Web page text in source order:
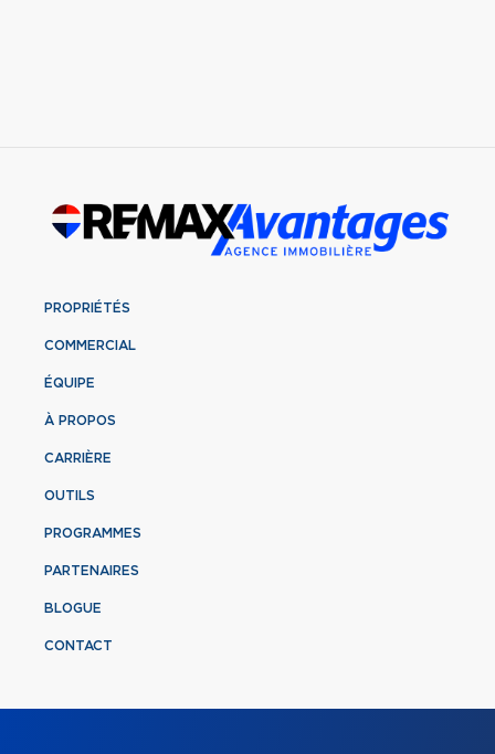
PROPRIÉTÉS
COMMERCIAL
ÉQUIPE
À PROPOS
CARRIÈRE
OUTILS
PROGRAMMES
PARTENAIRES
BLOGUE
CONTACT